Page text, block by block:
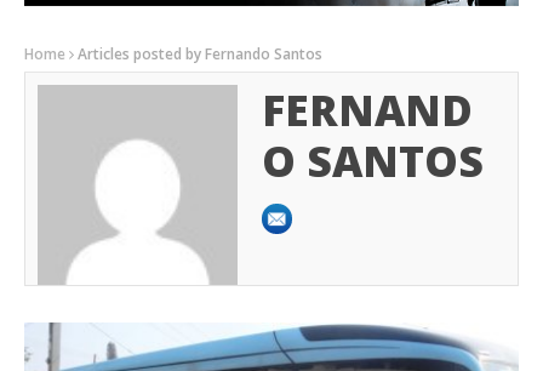
Home Articles posted by Fernando Santos
FERNAND
O SANTOS